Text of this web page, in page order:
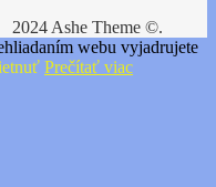
2024 Ashe Theme ©.
webu vyjadrujete
Prečítať viac